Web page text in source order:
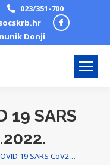
023/351-700
Facebook
opens
Donji
19 SARS
19 SARS CoV2…